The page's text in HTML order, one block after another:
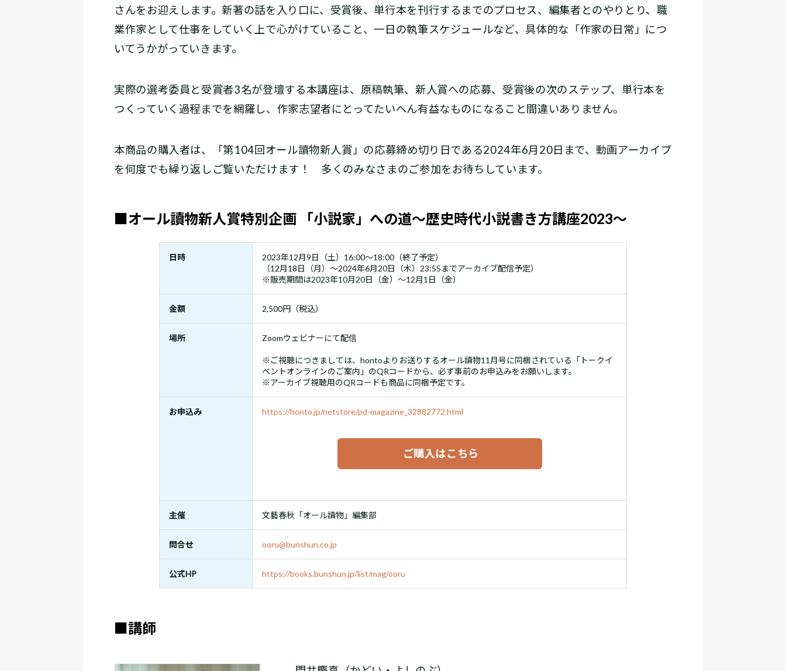
さんをお迎えします。新著の話を入り口に、受賞後、単行本を刊行するまでのプロセス、編集者とのやりとり、職
業作家として仕事をしていく上で心がけていること、一日の執筆スケジュールなど、具体的な「作家の日常」につ
いてうかがっていきます。
実際の選考委員と受賞者3名が登壇する本講座は、原稿執筆、新人賞への応募、受賞後の次のステップ、単行本を
つくっていく過程までを網羅し、作家志望者にとってたいへん有益なものになること間違いありません。
本商品の購入者は、「第104回オール讀物新人賞」の応募締め切り日である2024年6月20日まで、動画アーカイブ
を何度でも繰り返しご覧いただけます！ 多くのみなさまのご参加をお待ちしています。
■オール讀物新人賞特別企画 「小説家」への道～歴史時代小説書き方講座2023～
日時
2023年12月9日（土）16:00～18:00（終了予定）
（12月18日（月）～2024年6月20日（木）23:55までアーカイブ配信予定）
※販売期間は2023年10月20日（金）～12月1日（金）
金額 2,500円（税込）
場所 Zoomウェビナーにて配信
※ご視聴につきましては、hontoよりお送りするオール讀物11月号に同梱されている「トークイ
ベントオンラインのご案内」のQRコードから、必ず事前のお申込みをお願いします。
※アーカイブ視聴用のQRコードも商品に同梱予定です。
お申込み https://honto.jp/netstore/pd-magazine_32882772.html
ご購入はこちら
主催 文藝春秋「オール讀物」編集部
問合せ ooru@bunshun.co.jp
公式HP https://books.bunshun.jp/list/mag/ooru
■講師